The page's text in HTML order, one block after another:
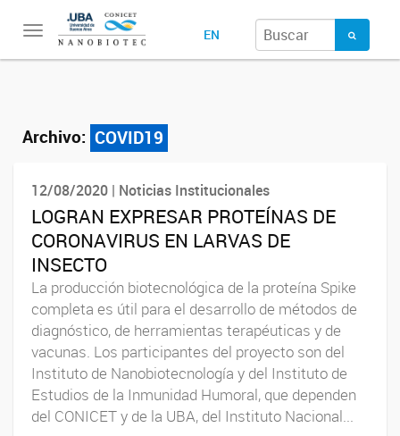
Toggle
navigation
EN
Archivo: COVID19
12/08/2020 | Noticias Institucionales
LOGRAN EXPRESAR PROTEÍNAS DE
CORONAVIRUS EN LARVAS DE
INSECTO
La producción biotecnológica de la proteína Spike
completa es útil para el desarrollo de métodos de
diagnóstico, de herramientas terapéuticas y de
vacunas. Los participantes del proyecto son del
Instituto de Nanobiotecnología y del Instituto de
Estudios de la Inmunidad Humoral, que dependen
del CONICET y de la UBA, del Instituto Nacional...